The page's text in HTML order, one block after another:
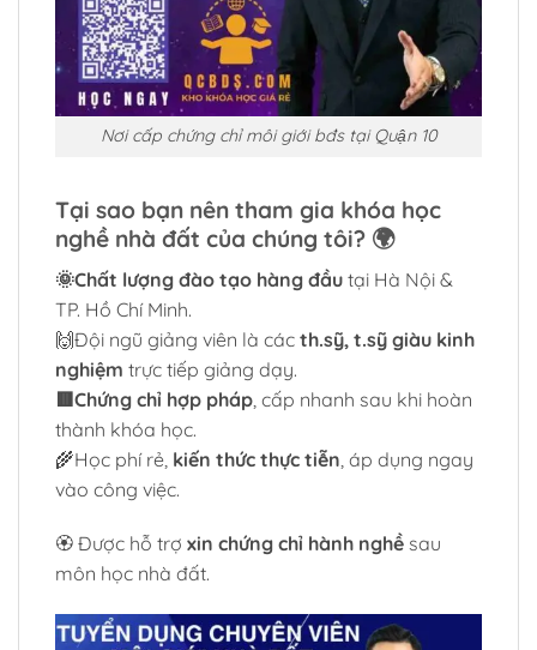
Nơi cấp chứng chỉ môi giới bđs tại Quận 10
Tại sao bạn nên tham gia khóa học
nghề nhà đất của chúng tôi? 🌍
🌞Chất lượng đào tạo hàng đầu tại Hà Nội &
TP. Hồ Chí Minh.
🙌Đội ngũ giảng viên là các th.sỹ, t.sỹ giàu kinh
nghiệm trực tiếp giảng dạy.
🟥Chứng chỉ hợp pháp , cấp nhanh sau khi hoàn
thành khóa học.
🌾Học phí rẻ, kiến thức thực tiễn , áp dụng ngay
vào công việc.
🏵️ Được hỗ trợ xin chứng chỉ hành nghề sau
môn học nhà đất.